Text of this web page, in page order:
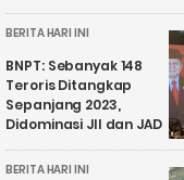
BERITA HARI INI
BNPT: Sebanyak 148
Teroris Ditangkap
Sepanjang 2023,
Didominasi JII dan JAD
BERITA HARI INI